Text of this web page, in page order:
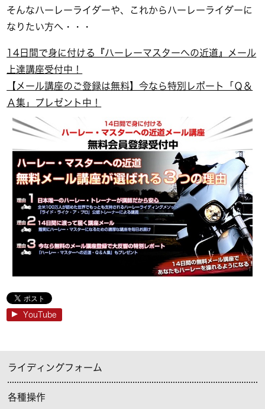
そんなハーレーライダーや、これからハーレーライダーに
なりたい方へ・・・
14日間で身に付ける『ハーレーマスターへの近道』メール
上達講座受付中！
【メール講座のご登録は無料】今なら特別レポート「Ｑ＆
Ａ集」プレゼント中！
YouTube
ライディングフォーム
各種操作